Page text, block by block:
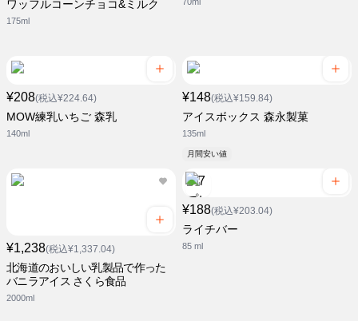
ワッフルコーンチョコ&ミルク
175ml
¥208(税込¥224.64)
MOW練乳いちご 森乳
140ml
¥148(税込¥159.84)
アイスボックス 森永製菓
135ml
月間安い値
¥1,238(税込¥1,337.04)
北海道のおいしい乳製品で作った
バニラアイス さくら食品
2000ml
¥188(税込¥203.04)
ライチバー
85 ml